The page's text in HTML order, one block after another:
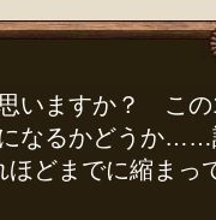
いますか？ この
なるかどうか
どまでに縮まっ